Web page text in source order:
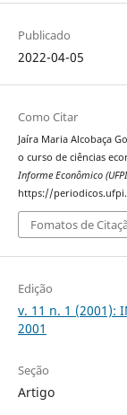
Publicado
2022-04-05
Como Citar
Jaíra Maria Alcobaça
o curso de ciências
Informe Econômico
https://
Fomatos de
Edição
v. 11 n. 1 (2001):
2001
Seção
Artigo